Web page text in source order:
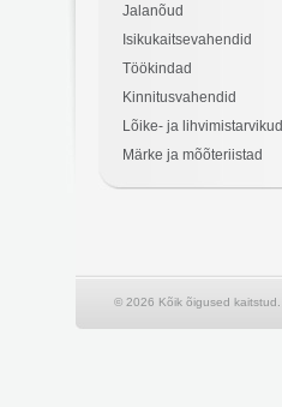
Jalanõud
Isikukaitsevahendid
Töökindad
Kinnitusvahendid
Lõike- ja lihvimistarvikud
Märke ja mõõteriistad
© 2026 Kõik õigused kaitstud.